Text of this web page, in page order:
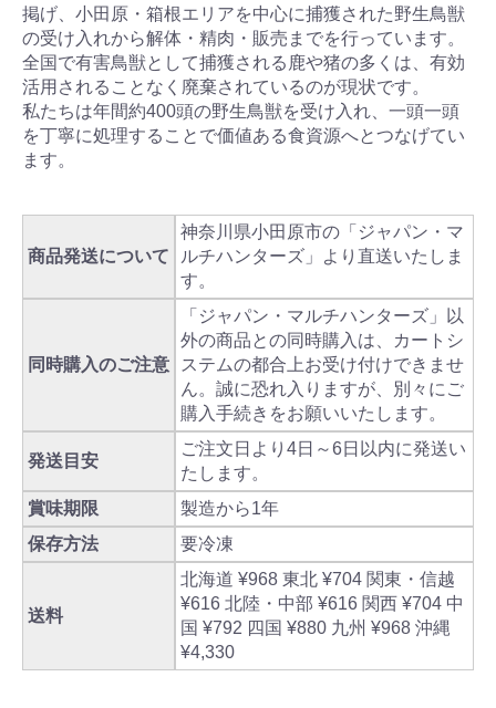
掲げ、小田原・箱根エリアを中心に捕獲された野生鳥獣
の受け入れから解体・精肉・販売までを行っています。
全国で有害鳥獣として捕獲される鹿や猪の多くは、有効
活用されることなく廃棄されているのが現状です。
私たちは年間約400頭の野生鳥獣を受け入れ、一頭一頭
を丁寧に処理することで価値ある食資源へとつなげてい
ます。
商品発送について
神奈川県小田原市の「ジャパン・マ
ルチハンターズ」より直送いたしま
す。
同時購入のご注意
「ジャパン・マルチハンターズ」以
外の商品との同時購入は、カートシ
ステムの都合上お受け付けできませ
ん。誠に恐れ入りますが、別々にご
購入手続きをお願いいたします。
発送目安
ご注文日より4日～6日以内に発送い
たします。
賞味期限
製造から1年
保存方法
要冷凍
送料
北海道 ¥968 東北 ¥704 関東・信越
¥616 北陸・中部 ¥616 関西 ¥704 中
国 ¥792 四国 ¥880 九州 ¥968 沖縄
¥4,330